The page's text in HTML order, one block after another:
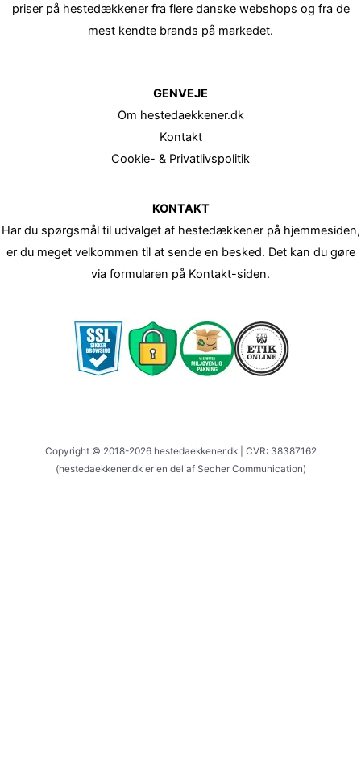
priser på hestedækkener fra flere danske webshops og fra de
mest kendte brands på markedet.
GENVEJE
Om hestedaekkener.dk
Kontakt
Cookie- & Privatlivspolitik
KONTAKT
Har du spørgsmål til udvalget af hestedækkener på hjemmesiden,
er du meget velkommen til at sende en besked. Det kan du gøre
via formularen på Kontakt-siden.
Copyright © 2018-2026 hestedaekkener.dk | CVR: 38387162
(hestedaekkener.dk er en del af Secher Communication)